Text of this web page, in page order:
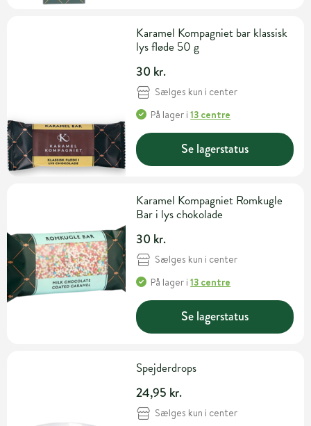
Karamel Kompagniet bar klassisk
lys fløde 50 g
30 kr.
Sælges kun i center
På lager i13 centre
Se lagerstatus
Karamel Kompagniet Romkugle
Bar i lys chokolade
30 kr.
Sælges kun i center
På lager i13 centre
Se lagerstatus
Spejderdrops
24,95 kr.
Sælges kun i center